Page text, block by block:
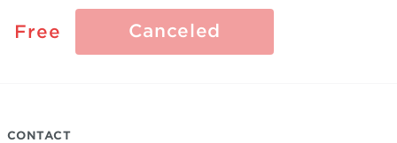
Free Canceled
CONTACT